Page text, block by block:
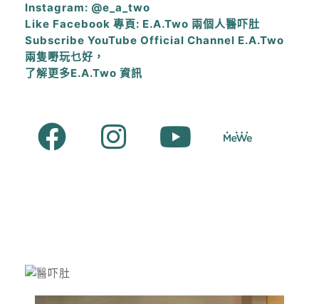
Instagram: @e_a_two
Like Facebook 專頁: E.A.Two 兩個人醫吓肚
Subscribe YouTube Official Channel E.A.Two
兩隻嘢玩乜好，
了解更多E.A.Two 資訊